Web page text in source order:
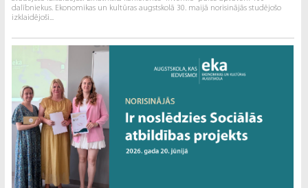
dalībniekus. Ekonomikas un kultūras augstskolā 30. maijā norisinājās studējošo
izklaidējoši...